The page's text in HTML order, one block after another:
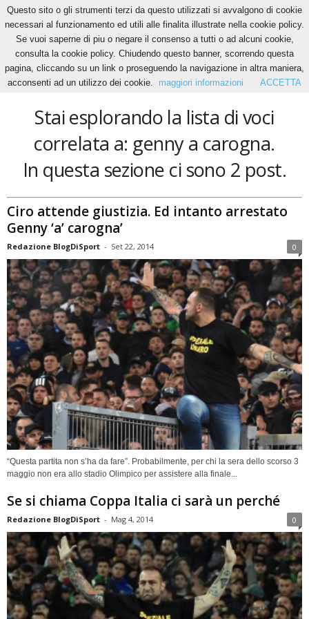
Home Tags Genny a carogna
genny a carogna
Stai esplorando la lista di voci
correlata a: genny a carogna.
In questa sezione ci sono 2 post.
Ciro attende giustizia. Ed intanto arrestato
Genny ‘a’ carogna’
Redazione BlogDiSport - Set 22, 2014 0
“Questa partita non s’ha da fare”. Probabilmente, per chi la sera dello scorso 3
maggio non era allo stadio Olimpico per assistere alla finale...
Se si chiama Coppa Italia ci sarà un perché
Redazione BlogDiSport - Mag 4, 2014 0
Questo sito o gli strumenti terzi da questo utilizzati si avvalgono di cookie
necessari al funzionamento ed utili alle finalita illustrate nella cookie policy.
Se vuoi saperne di piu o negare il consenso a tutti o ad alcuni cookie,
consulta la cookie policy. Chiudendo questo banner, scorrendo questa
pagina, cliccando su un link o proseguendo la navigazione in altra maniera,
acconsenti ad un utilizzo dei cookie.
maggiori informazioni ACCETTA